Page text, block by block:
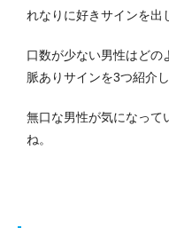
れなりに好きサインを出
口数が少ない男性はどの
脈ありサインを3つ紹介し
無口な男性が気になって
ね。